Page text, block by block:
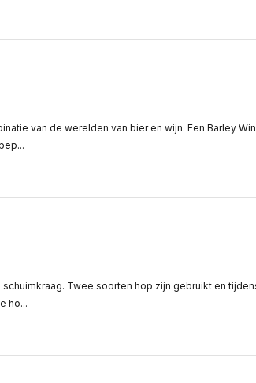
van de werelden van bier en wijn. Een Barley
Twee soorten hop zijn gebruikt en
ho...